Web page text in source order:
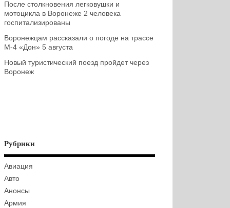
После столкновения легковушки и
мотоцикла в Воронеже 2 человека
госпитализированы
Воронежцам рассказали о погоде на трассе
М-4 «Дон» 5 августа
Новый туристический поезд пройдет через
Воронеж
Рубрики
Авиация
Авто
Анонсы
Армия